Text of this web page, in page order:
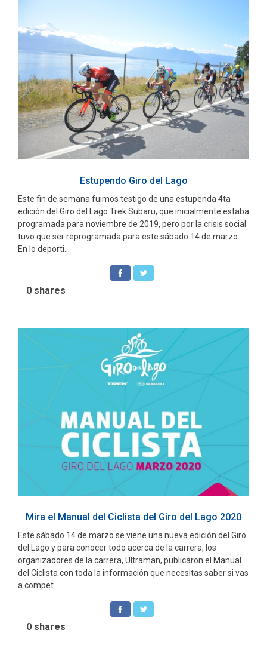
Estupendo Giro del Lago
Este fin de semana fuimos testigo de una estupenda 4ta
edición del Giro del Lago Trek Subaru, que inicialmente estaba
programada para noviembre de 2019, pero por la crisis social
tuvo que ser reprogramada para este sábado 14 de marzo.
En lo deporti...
0 shares
Mira el Manual del Ciclista del Giro del Lago 2020
Este sábado 14 de marzo se viene una nueva edición del Giro
del Lago y para conocer todo acerca de la carrera, los
organizadores de la carrera, Ultraman, publicaron el Manual
del Ciclista con toda la información que necesitas saber si vas
a compet...
0 shares